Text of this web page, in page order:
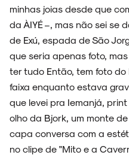
minhas joias desde que
da ÀIYÉ –, mas não sei se
de Exú, espada de São
que seria apenas foto,
ter tudo Então, tem foto do
faixa enquanto estava
que levei pra Iemanjá,
olho da Bjork, um monte
capa conversa com a
no clipe de "Mito e a